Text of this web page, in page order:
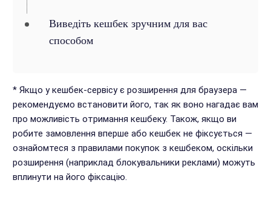
Виведіть кешбек зручним для вас
способом
* Якщо у кешбек-сервісу є розширення для браузера —
рекомендуємо встановити його, так як воно нагадає вам
про можливість отримання кешбеку. Також, якщо ви
робите замовлення вперше або кешбек не фіксується —
ознайомтеся з правилами покупок з кешбеком, оскільки
розширення (наприклад блокувальники реклами) можуть
вплинути на його фіксацію.